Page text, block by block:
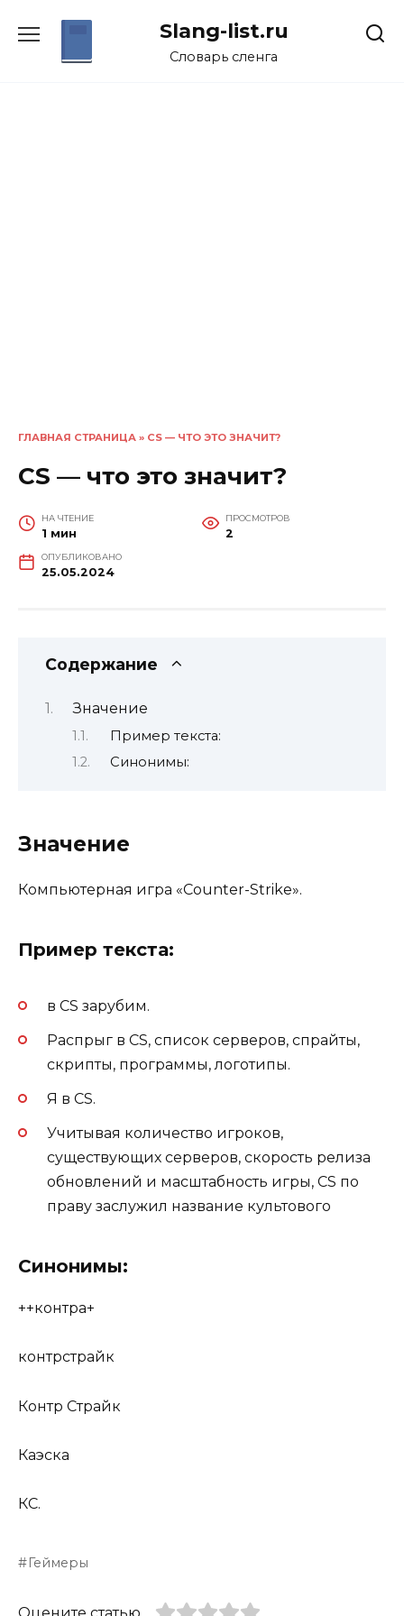
Slang-list.ru
Словарь сленга
ГЛАВНАЯ СТРАНИЦА » CS — ЧТО ЭТО ЗНАЧИТ?
CS — что это значит?
НА ЧТЕНИЕ
1 мин
ПРОСМОТРОВ
2
ОПУБЛИКОВАНО
25.05.2024
Содержание
Значение
Пример текста:
Синонимы:
Значение
Компьютерная игра «Counter-Strike».
Пример текста:
в CS зарубим.
Распрыг в CS, список серверов, спрайты,
скрипты, программы, логотипы.
Я в CS.
Учитывая количество игроков,
существующих серверов, скорость релиза
обновлений и масштабность игры, CS по
праву заслужил название культового
Синонимы:
++контра+
контрстрайк
Контр Страйк
Каэска
КС.
Геймеры